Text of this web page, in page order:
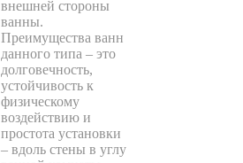
внешней стороны
ванны.
Преимущества ванн
данного типа – это
долговечность,
устойчивость к
физическому
воздействию и
простота установки
– вдоль стены в углу